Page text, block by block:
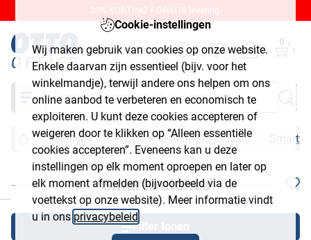
Cookie-instellingen
Wij maken gebruik van cookies op onze website.
Enkele daarvan zijn essentieel (bijv. voor het
winkelmandje), terwijl andere ons helpen om ons
online aanbod te verbeteren en economisch te
exploiteren. U kunt deze cookies accepteren of
weigeren door te klikken op “Alleen essentiële
cookies accepteren”. Eveneens kan u deze
instellingen op elk moment oproepen en later op
elk moment afmelden (bijvoorbeeld via de
voettekst op onze website). Meer informatie vindt
u in ons privacybeleid
20% KORTING + GRATIS levering.
0
Zoeken
Techniek Consumentenelektronica
Smartwatches
Filter tonen